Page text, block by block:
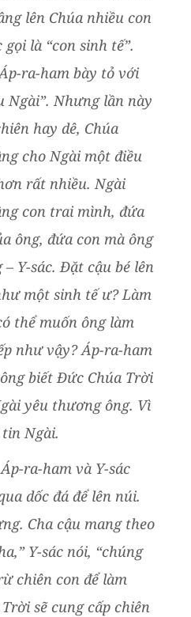
lên Chúa nhiều con
là “con sinh tế”.
ra-ham bày tỏ với
Ngài”. Nhưng lần này
hay dê, Chúa
cho Ngài một điều
rất nhiều. Ngài
con trai mình, đứa
ông, đứa con mà ông
Y-sác. Đặt cậu bé lên
một sinh tế ư? Làm
thể muốn ông làm
như vậy? Áp-ra-ham
biết Đức Chúa Trời
yêu thương ông. Vì
Ngài.
ra-ham và Y-sác
dốc đá để lên núi.
Cha cậu mang theo
Y-sác nói, “chúng
chiên con để làm
sẽ cung cấp chiên